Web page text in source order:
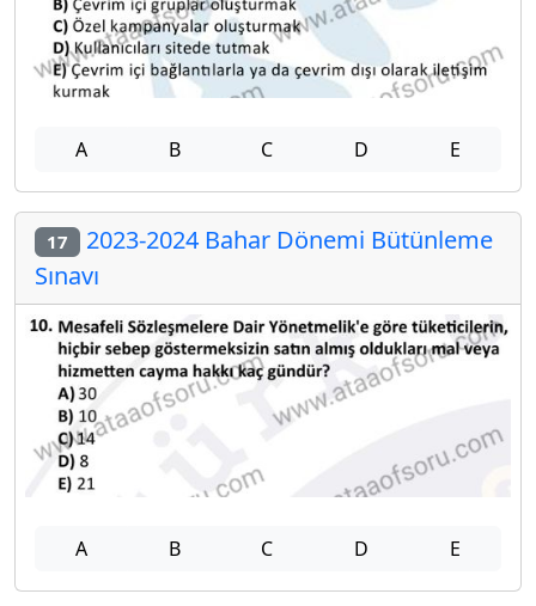
A B C D E
17 2023-2024 Bahar Dönemi Bütünleme
Sınavı
A B C D E